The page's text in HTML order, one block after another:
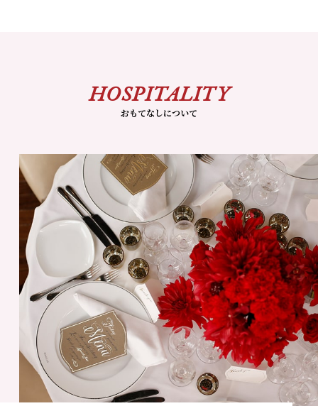
HOSPITALITY
おもてなしについて